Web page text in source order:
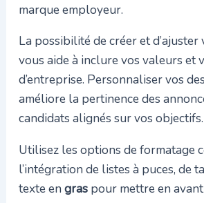
marque employeur.
La possibilité de créer et d’ajuster
vous aide à inclure vos valeurs et
d’entreprise. Personnaliser vos
améliore la pertinence des
candidats alignés sur vos objectifs.
Utilisez les options de formatage
l’intégration de listes à puces, de
texte en graspour mettre en